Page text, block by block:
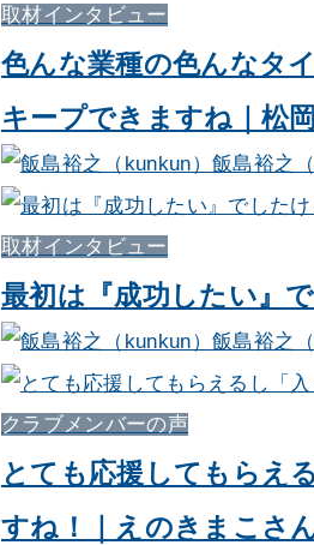
取材インタビュー
色んな業種の色んなタ
キープできますね｜松
飯島裕之
取材インタビュー
最初は『成功したい』
飯島裕之
クラブメンバーの声
とても応援してもらえ
すね！｜えのきまこさ